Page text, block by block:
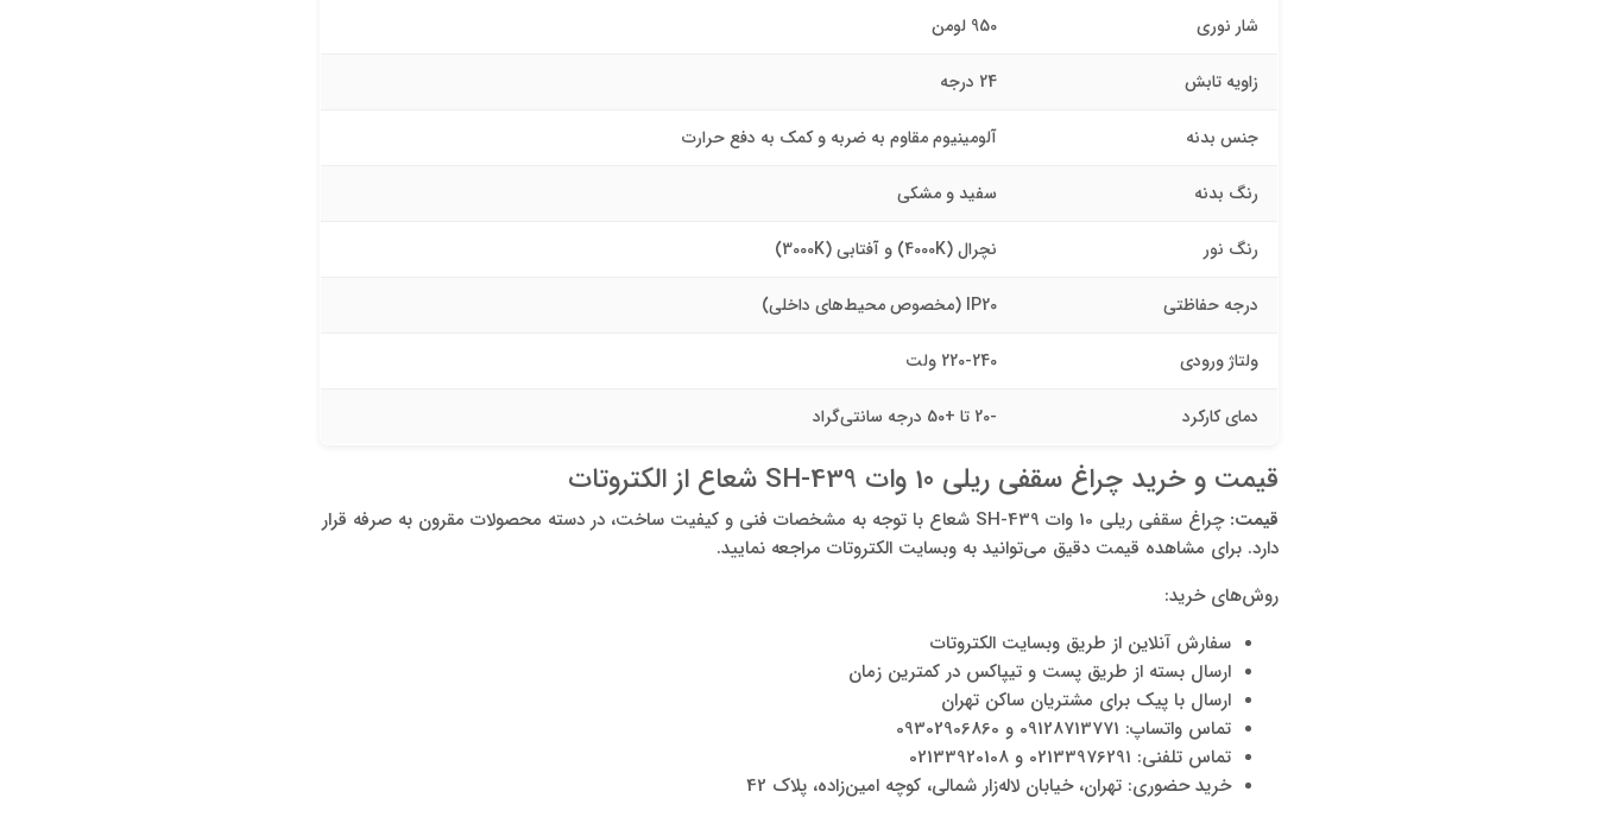
شار نوری 950 لومن
زاویه تابش 24 درجه
جنس بدنه آلومینیوم مقاوم به ضربه و کمک به دفع حرارت
رنگ بدنه سفید و مشکی
رنگ نور نچرال (4000K) و آفتابی (3000K)
درجه حفاظتی IP20 (مخصوص محیط‌های داخلی)
ولتاژ ورودی 220-240 ولت
دمای کارکرد -20 تا +50 درجه سانتی‌گراد
قیمت و خرید چراغ سقفی ریلی 10 وات SH-439 شعاع از الکتروتات
قیمت:
چراغ سقفی ریلی 10 وات SH-439 شعاع با توجه به مشخصات فنی و کیفیت ساخت، در دسته محصولات مقرون به صرفه قرار
دارد. برای مشاهده قیمت دقیق می‌توانید به وبسایت الکتروتات مراجعه نمایید.
روش‌های خرید:
سفارش آنلاین از طریق وبسایت الکتروتات
ارسال بسته از طریق پست و تیپاکس در کمترین زمان
ارسال با پیک برای مشتریان ساکن تهران
تماس واتساپ: 09128713771 و 09302906860
تماس تلفنی: 02133976291 و 02133920108
خرید حضوری: تهران، خیابان لاله‌زار شمالی، کوچه امین‌زاده، پلاک 42